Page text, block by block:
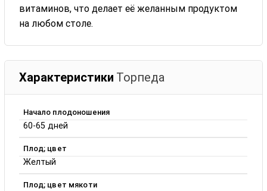
витаминов, что делает её желанным продуктом
на любом столе.
Характеристики Торпеда
Начало плодоношения
60-65 дней
Плод; цвет
Желтый
Плод; цвет мякоти